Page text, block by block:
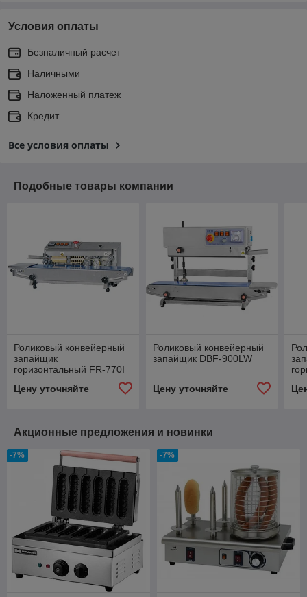
Условия оплаты
Безналичный расчет
Наличными
Наложенный платеж
Кредит
Все условия оплаты
Подобные товары компании
Роликовый конвейерный
запайщик
горизонтальный FR-770I
Цену уточняйте
Роликовый конвейерный
запайщик DBF-900LW
Цену уточняйте
Акционные предложения и новинки
-7% -7%